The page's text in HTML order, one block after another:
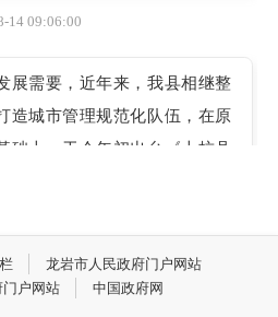
14 09:06:00
展需要，近年来，我县相继整
造城市管理规范化队伍，在原
础上，于今年初出台《上杭县
合执法体制。主要承担了：“两
龙岩市人民政府门户网站
户网站
中国政府网